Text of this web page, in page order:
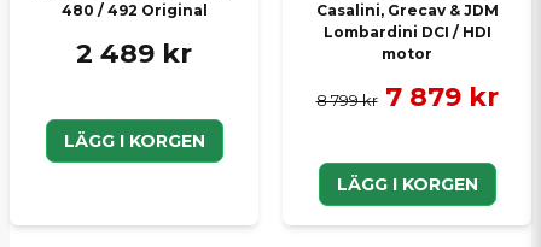
480 / 492 Original
2 489 kr
LÄGG I KORGEN
Casalini, Grecav & JDM
Lombardini DCI / HDI
motor
8 799 kr 7 879 kr
LÄGG I KORGEN